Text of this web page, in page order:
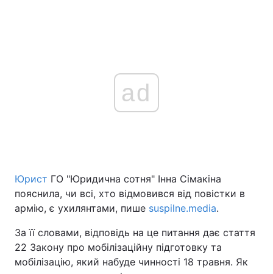
Головна Війна
Економіка Світ
ad
Юрист ГО "Юридична сотня" Інна Сімакіна
пояснила, чи всі, хто відмовився від повістки в
армію, є ухилянтами, пише suspilne.media.
За її словами, відповідь на це питання дає стаття
22 Закону про мобілізаційну підготовку та
мобілізацію, який набуде чинності 18 травня. Як